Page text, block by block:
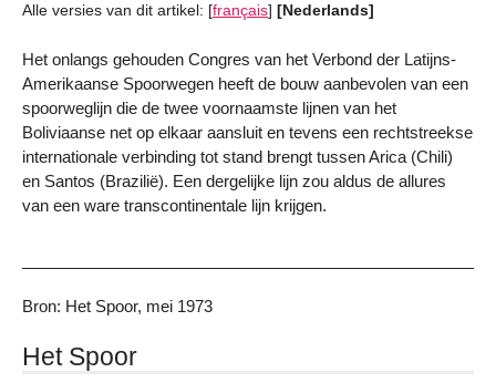
Alle versies van dit artikel: [français] [Nederlands]
Het onlangs gehouden Congres van het Verbond der Latijns-
Amerikaanse Spoorwegen heeft de bouw aanbevolen van een
spoorweglijn die de twee voornaamste lijnen van het
Boliviaanse net op elkaar aansluit en tevens een rechtstreekse
internationale verbinding tot stand brengt tussen Arica (Chili)
en Santos (Brazilië). Een dergelijke lijn zou aldus de allures
van een ware transcontinentale lijn krijgen.
Bron: Het Spoor, mei 1973
Het Spoor